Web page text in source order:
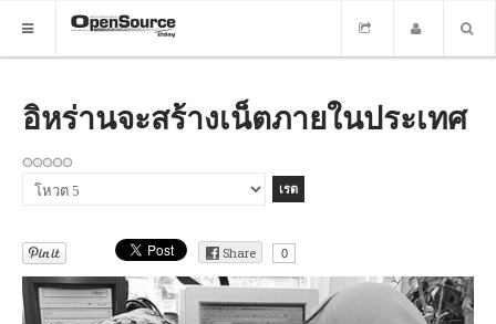
HOME
ข่าว
อบรม
DOWNLOAD
อิหร่านจะสร้างเน็ตภายในประเทศ
กรุณา
Share
0